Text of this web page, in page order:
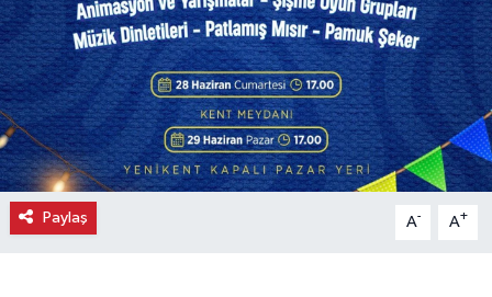
Paylaş A- A+
Emlak
Gündem
Gurme
Haber